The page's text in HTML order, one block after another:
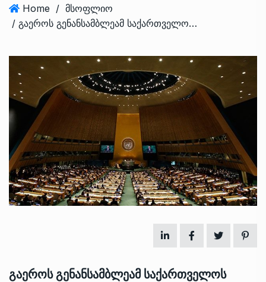
Home / მსოფლიო
/ გაეროს გენანსამბლეამ საქართველოს ოკუპირებული ტერიტორიებიდან იძულებით გადაადგილებულ პირთა და ლტოლვილთა სტატუსის შესახებ რეზოლუცია მიიღო
გაეროს გენანსამბლეამ საქართველოს